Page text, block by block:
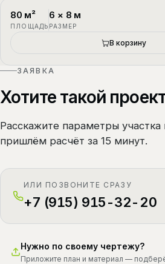
П-4
80 м²
ПЛОЩАДЬ
6 × 8 м
РАЗМЕР
В корзину
ЗАЯВКА
Хотите такой
Расскажите параметры
пришлём расчёт за 15 минут.
ИЛИ ПОЗВОНИТЕ СРАЗУ
+7 (915) 915-32-20
Нужно по своему чертежу?
Приложите план и материал —